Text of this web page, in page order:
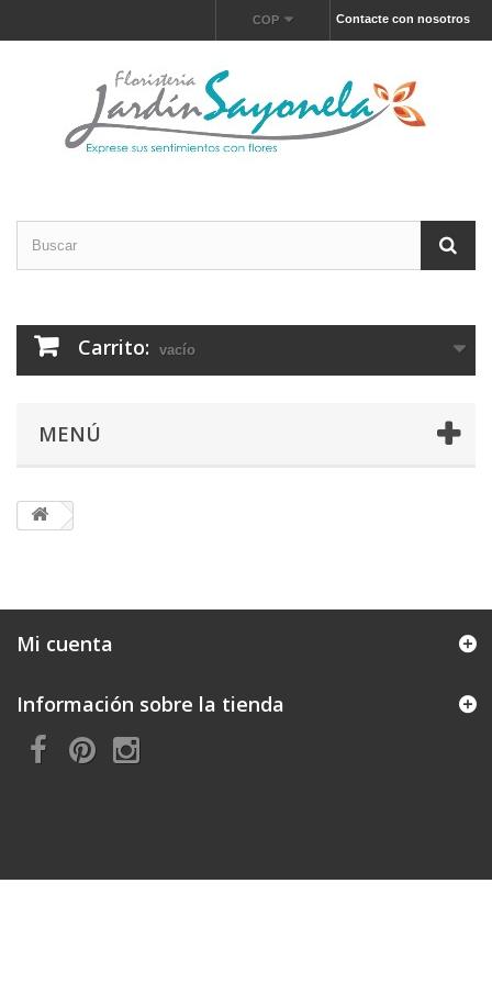
Contacte con nosotros
COP
Carrito: vacío
MENÚ
Mi cuenta
Información sobre la tienda